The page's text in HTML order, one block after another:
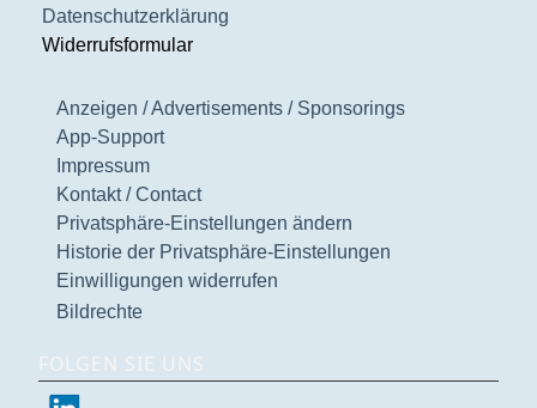
Datenschutzerklärung
Widerrufsformular
Anzeigen / Advertisements / Sponsorings
App-Support
Impressum
Kontakt / Contact
Privatsphäre-Einstellungen ändern
Historie der Privatsphäre-Einstellungen
Einwilligungen widerrufen
Bildrechte
FOLGEN SIE UNS